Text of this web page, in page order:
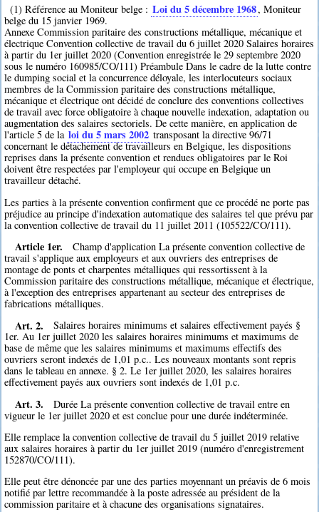
(1) Référence au Moniteur belge : Loi du 5 décembre 1968, Moniteur
belge du 15 janvier 1969.
Annexe Commission paritaire des constructions métallique, mécanique et
électrique Convention collective de travail du 6 juillet 2020 Salaires horaires
à partir du 1er juillet 2020 (Convention enregistrée le 29 septembre 2020
sous le numéro 160985/CO/111) Préambule Dans le cadre de la lutte contre
le dumping social et la concurrence déloyale, les interlocuteurs sociaux
membres de la Commission paritaire des constructions métallique,
mécanique et électrique ont décidé de conclure des conventions collectives
de travail avec force obligatoire à chaque nouvelle indexation, adaptation ou
augmentation des salaires sectoriels. De cette manière, en application de
l'article 5 de la loi du 5 mars 2002 transposant la directive 96/71
concernant le détachement de travailleurs en Belgique, les dispositions
reprises dans la présente convention et rendues obligatoires par le Roi
doivent être respectées par l'employeur qui occupe en Belgique un
travailleur détaché.
Les parties à la présente convention confirment que ce procédé ne porte pas
préjudice au principe d'indexation automatique des salaires tel que prévu par
la convention collective de travail du 11 juillet 2011 (105522/CO/111).
Article 1er.
Champ d'application La présente convention collective de
travail s'applique aux employeurs et aux ouvriers des entreprises de
montage de ponts et charpentes métalliques qui ressortissent à la
Commission paritaire des constructions métallique, mécanique et électrique,
à l'exception des entreprises appartenant au secteur des entreprises de
fabrications métalliques.
Art. 2.
Salaires horaires minimums et salaires effectivement payés §
1er. Au 1er juillet 2020 les salaires horaires minimums et maximums de
base de même que les salaires minimums et maximums effectifs des
ouvriers seront indexés de 1,01 p.c.. Les nouveaux montants sont repris
dans le tableau en annexe. § 2. Le 1er juillet 2020, les salaires horaires
effectivement payés aux ouvriers sont indexés de 1,01 p.c.
Art. 3.
Durée La présente convention collective de travail entre en
vigueur le 1er juillet 2020 et est conclue pour une durée indéterminée.
Elle remplace la convention collective de travail du 5 juillet 2019 relative
aux salaires horaires à partir du 1er juillet 2019 (numéro d'enregistrement
152870/CO/111).
Elle peut être dénoncée par une des parties moyennant un préavis de 6 mois
notifié par lettre recommandée à la poste adressée au président de la
commission paritaire et à chacune des organisations signataires.